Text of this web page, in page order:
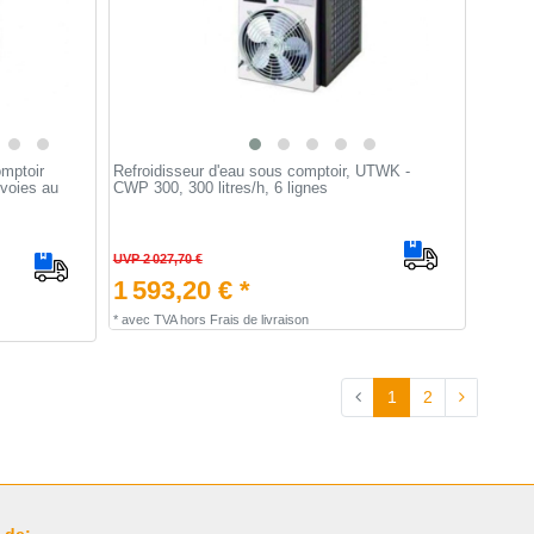
au
Refroidisseur d'eau sous comptoir, UTWK -
CWP 300, 300 litres/h, 6 lignes
UVP 2 027,70 €
1 593,20 € *
* avec TVAhors Frais de livraison
1 2